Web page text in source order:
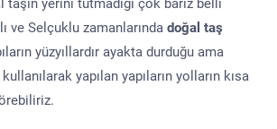
yerini tutmadığı çok bariz belli
ve Selçuklu zamanlarında doğal taş
yüzyıllardır ayakta durduğu ama
yapılan yapıların yolların kısa